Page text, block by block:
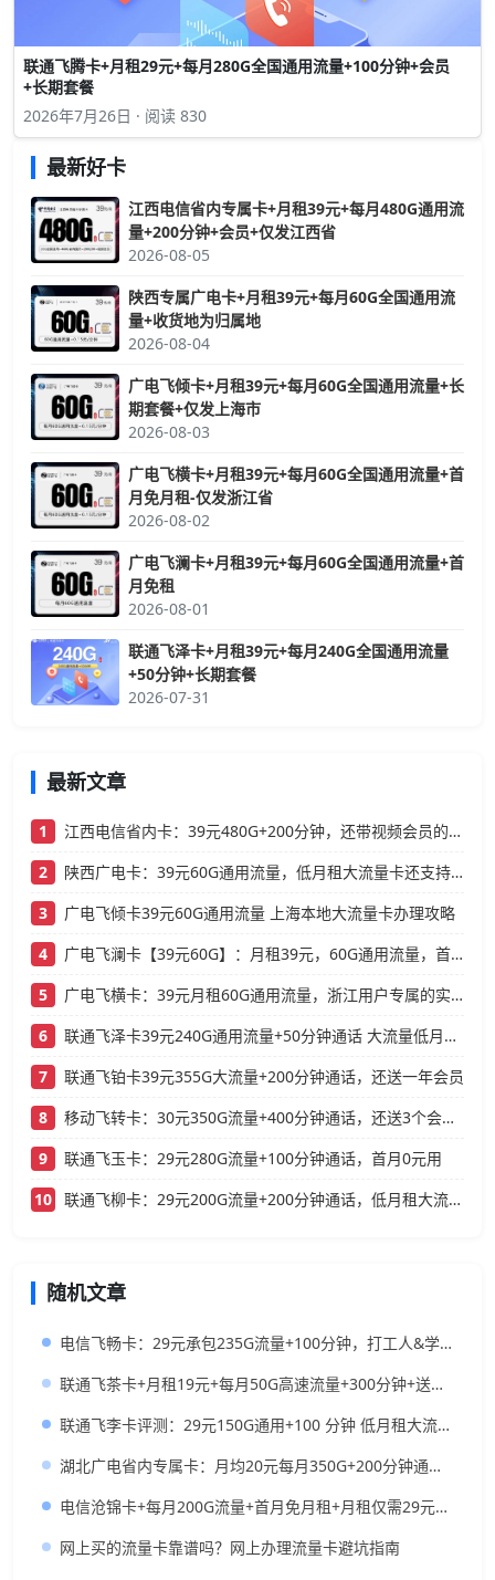
联通飞腾卡+月租29元+每月280G全国通用流量+100分钟+会员
+长期套餐
2026年7月26日 · 阅读 830
最新好卡
江西电信省内专属卡+月租39元+每月480G通用流
量+200分钟+会员+仅发江西省
2026-08-05
陕西专属广电卡+月租39元+每月60G全国通用流
量+收货地为归属地
2026-08-04
广电飞倾卡+月租39元+每月60G全国通用流量+长
期套餐+仅发上海市
2026-08-03
广电飞横卡+月租39元+每月60G全国通用流量+首
月免月租-仅发浙江省
2026-08-02
广电飞澜卡+月租39元+每月60G全国通用流量+首
月免租
2026-08-01
联通飞泽卡+月租39元+每月240G全国通用流量
+50分钟+长期套餐
2026-07-31
最新文章
1
江西电信省内卡：39元480G+200分钟，还带视频会员的大流量卡
2
陕西广电卡：39元60G通用流量，低月租大流量卡还支持结转
3
广电飞倾卡39元60G通用流量 上海本地大流量卡办理攻略
4
广电飞澜卡【39元60G】：月租39元，60G通用流量，首月免费真香！
5
广电飞横卡：39元月租60G通用流量，浙江用户专属的实用型套餐
6
联通飞泽卡39元240G通用流量+50分钟通话 大流量低月租办理指南
7
联通飞铂卡39元355G大流量+200分钟通话，还送一年会员
8
移动飞转卡：30元350G流量+400分钟通话，还送3个会员的低月租神卡
9
联通飞玉卡：29元280G流量+100分钟通话，首月0元用
10
联通飞柳卡：29元200G流量+200分钟通话，低月租大流量卡
随机文章
电信飞畅卡：29元承包235G流量+100分钟，打工人&学生党闭眼入攻略
联通飞茶卡+月租19元+每月50G高速流量+300分钟+送视频VIP+长期套餐
联通飞李卡评测：29元150G通用+100 分钟 低月租大流量卡办理指南
湖北广电省内专属卡：月均20元每月350G+200分钟通话，大流量高性价比之选
电信沧锦卡+每月200G流量+首月免月租+月租仅需29元20年长期套餐
网上买的流量卡靠谱吗？网上办理流量卡避坑指南